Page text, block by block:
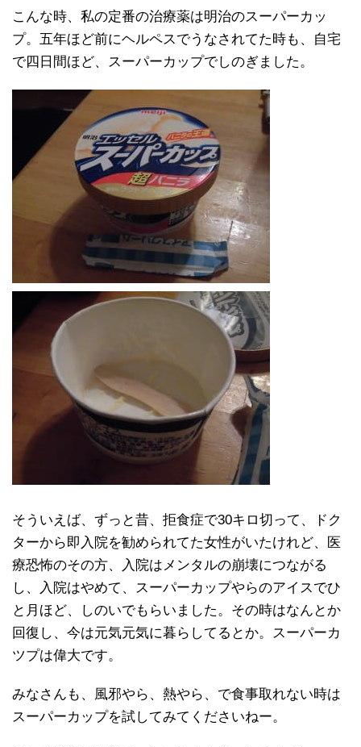
こんな時、私の定番の治療薬は明治のスーパーカッ
プ。五年ほど前にヘルペスでうなされてた時も、自宅
で四日間ほど、スーパーカップでしのぎました。
そういえば、ずっと昔、拒食症で30キロ切って、ドク
ターから即入院を勧められてた女性がいたけれど、医
療恐怖のその方、入院はメンタルの崩壊につながる
し、入院はやめて、スーパーカップやらのアイスでひ
と月ほど、しのいでもらいました。その時はなんとか
回復し、今は元気元気に暮らしてるとか。スーパーカ
ツプは偉大です。
みなさんも、風邪やら、熱やら、で食事取れない時は
スーパーカップを試してみてくださいねー。